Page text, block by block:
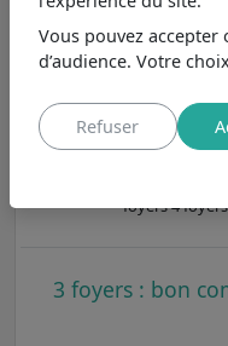
Whirlpool
Au même prix
Whirlpool
foyers 4
3 foyers : bon
Vous pouvez
d’audience. Votre
Refuser